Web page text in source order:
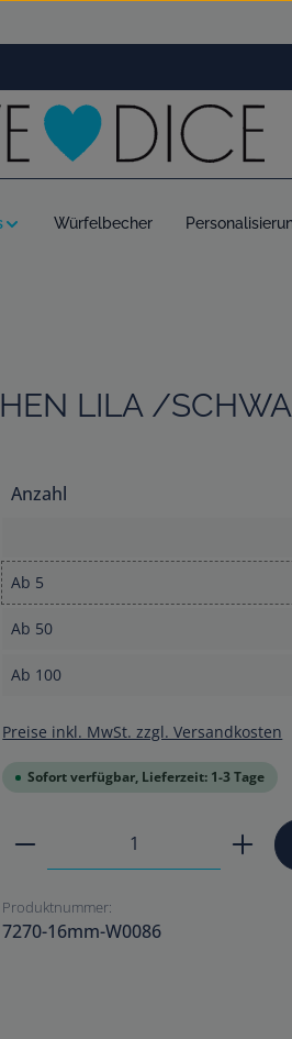
Würfelbecher
LILA /
Anzahl
Ab 5
Ab 50
Ab 100
Preise inkl. MwSt. zzgl. Versandkosten
Sofort verfügbar, Lieferzeit: 1-3 Tage
Produkt Anzahl: Gib
Produktnummer:
7270-16mm-W0086